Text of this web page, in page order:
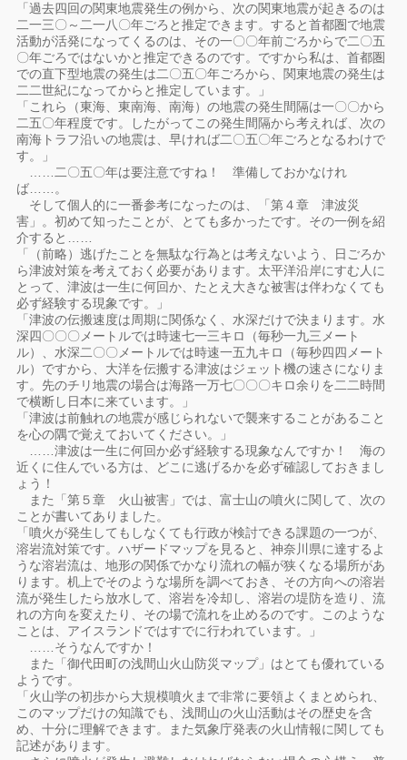
「過去四回の関東地震発生の例から、次の関東地震が起きるのは
二一三〇～二一八〇年ごろと推定できます。すると首都圏で地震
活動が活発になってくるのは、その一〇〇年前ごろからで二〇五
〇年ごろではないかと推定できるのです。ですから私は、首都圏
での直下型地震の発生は二〇五〇年ごろから、関東地震の発生は
二二世紀になってからと推定しています。」
「これら（東海、東南海、南海）の地震の発生間隔は一〇〇から
二五〇年程度です。したがってこの発生間隔から考えれば、次の
南海トラフ沿いの地震は、早ければ二〇五〇年ごろとなるわけで
す。」
……二〇五〇年は要注意ですね！ 準備しておかなけれ
ば……。
そして個人的に一番参考になったのは、「第４章 津波災
害」。初めて知ったことが、とても多かったです。その一例を紹
介すると……
「（前略）逃げたことを無駄な行為とは考えないよう、日ごろか
ら津波対策を考えておく必要があります。太平洋沿岸にすむ人に
とって、津波は一生に何回か、たとえ大きな被害は伴わなくても
必ず経験する現象です。」
「津波の伝搬速度は周期に関係なく、水深だけで決まります。水
深四〇〇〇メートルでは時速七一三キロ（毎秒一九三メート
ル）、水深二〇〇メートルでは時速一五九キロ（毎秒四四メート
ル）ですから、大洋を伝搬する津波はジェット機の速さになりま
す。先のチリ地震の場合は海路一万七〇〇〇キロ余りを二二時間
で横断し日本に来ています。」
「津波は前触れの地震が感じられないで襲来することがあること
を心の隅で覚えておいてください。」
……津波は一生に何回か必ず経験する現象なんですか！ 海の
近くに住んでいる方は、どこに逃げるかを必ず確認しておきまし
ょう！
また「第５章 火山被害」では、富士山の噴火に関して、次の
ことが書いてありました。
「噴火が発生してもしなくても行政が検討できる課題の一つが、
溶岩流対策です。ハザードマップを見ると、神奈川県に達するよ
うな溶岩流は、地形の関係でかなり流れの幅が狭くなる場所があ
ります。机上でそのような場所を調べておき、その方向への溶岩
流が発生したら放水して、溶岩を冷却し、溶岩の堤防を造り、流
れの方向を変えたり、その場で流れを止めるのです。このような
ことは、アイスランドではすでに行われています。」
……そうなんですか！
また「御代田町の浅間山火山防災マップ」はとても優れている
ようです。
「火山学の初歩から大規模噴火まで非常に要領よくまとめられ、
このマップだけの知識でも、浅間山の火山活動はその歴史を含
め、十分に理解できます。また気象庁発表の火山情報に関しても
記述があります。